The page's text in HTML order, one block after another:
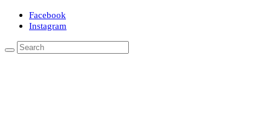
Facebook
Instagram